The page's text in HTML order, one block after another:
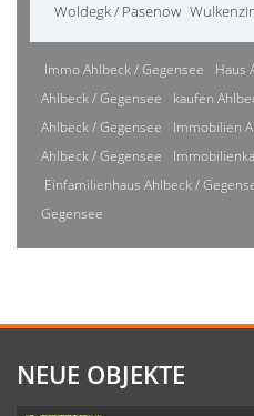
Woldegk / Pasenow
Immo Ahlbeck / Gegensee Haus
Ahlbeck / Gegensee
kaufen
Ahlbeck / Gegensee
Immobilien
Ahlbeck / Gegensee
Einfamilienhaus Ahlbeck /
Gegensee
NEUE OBJEKTE